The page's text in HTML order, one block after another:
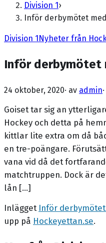
Division 1›
Inför derbymötet
Division 1Nyheter från
Inför derbymötet
24 oktober, 2020· av admin·
Goiset tar sig an
Hockey och detta på
kittlar lite extra om då
en tre-poängare.
vana vid då det
matchtruppen. Dock är
lån […]
Inlägget Inför derbymötet
upp på Hockeyettan.se.